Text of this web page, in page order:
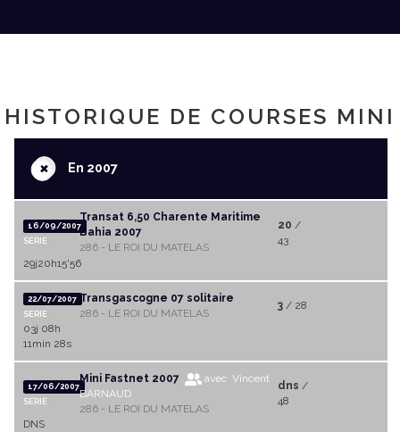
HISTORIQUE DE COURSES MINI
+En 2007
16/09/2007
SERIE
Transat 6,50 Charente Maritime
Bahia 2007
286 - LE ROI DU MATELAS
20 /
43
29j20h15'56
22/07/2007
SERIE
Transgascogne 07 solitaire
286 - LE ROI DU MATELAS
3/ 28
03j 08h
11min 28s
17/06/2007
SERIE
Mini Fastnet 2007
avec Vincent
BARNAUD
286 - LE ROI DU MATELAS
dns /
48
DNS